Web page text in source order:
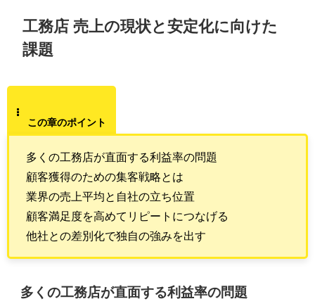
工務店 売上の現状と安定化に向けた
課題
この章のポイント
多くの工務店が直面する利益率の問題
顧客獲得のための集客戦略とは
業界の売上平均と自社の立ち位置
顧客満足度を高めてリピートにつなげる
他社との差別化で独自の強みを出す
多くの工務店が直面する利益率の問題